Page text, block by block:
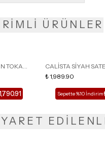
ÜRÜNLER
TOKA
CALİSTA SİYAH
DETAY SİVRİ BURUN
TOPUKLU TERLİK
₺ 1,989.90
Sepette %10 İndirim